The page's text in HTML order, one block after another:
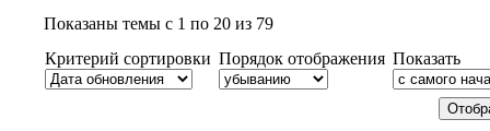
Показаны темы с 1 по 20 из 79
Критерий сортировки Порядок отображения Показать